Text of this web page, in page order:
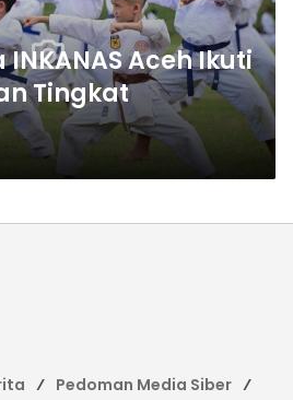
Aceh Ikuti
Tingkat
Pedoman Media Siber